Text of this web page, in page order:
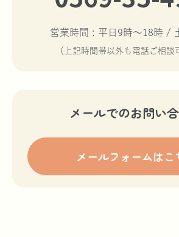
営業時間 : 平日9時〜18時 /
（上記時間帯以外も電話ご相談
メールでのお問い
メールフォームはこ